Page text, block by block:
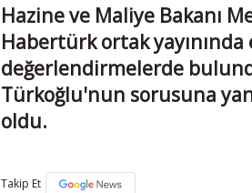
Hazine ve Maliye Bakanı
Habertürk ortak
değerlendirmelerde
Türkoğlu'nun sorusuna
oldu.
Takip Et